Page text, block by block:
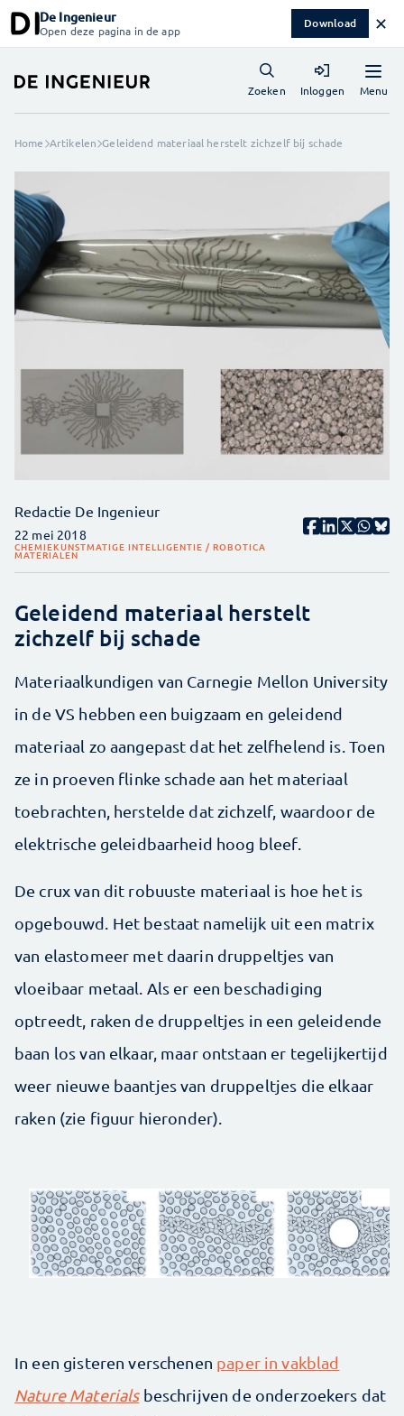
De Ingenieur
Open deze pagina in de app Download ✕
Menu
Zoeken Inloggen
Home Artikelen Geleidend materiaal herstelt zichzelf bij schade
Redactie De Ingenieur
22 mei 2018
CHEMIEKUNSTMATIGE INTELLIGENTIE / ROBOTICA
MATERIALEN
Geleidend materiaal herstelt
zichzelf bij schade
Materiaalkundigen van Carnegie Mellon University
in de VS hebben een buigzaam en geleidend
materiaal zo aangepast dat het zelfhelend is. Toen
ze in proeven flinke schade aan het materiaal
toebrachten, herstelde dat zichzelf, waardoor de
elektrische geleidbaarheid hoog bleef.
De crux van dit robuuste materiaal is hoe het is
opgebouwd. Het bestaat namelijk uit een matrix
van elastomeer met daarin druppeltjes van
vloeibaar metaal. Als er een beschadiging
optreedt, raken de druppeltjes in een geleidende
baan los van elkaar, maar ontstaan er tegelijkertijd
weer nieuwe baantjes van druppeltjes die elkaar
raken (zie figuur hieronder).
In een gisteren verschenen paper in vakblad
Nature Materialsbeschrijven de onderzoekers dat